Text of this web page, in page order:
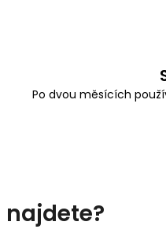
Po dvou měsících
najdete?